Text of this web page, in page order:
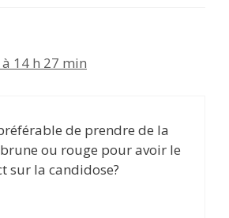
14 h 27 min
de prendre de la
ou rouge pour avoir le
sur la candidose?